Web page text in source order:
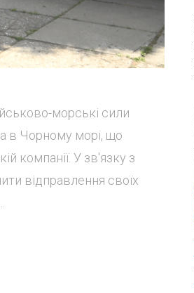
морські сили
в Чорному морі, що
компанії. У зв'язку з
відправлення своїх